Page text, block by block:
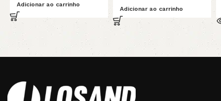
Adicionar ao carrinho
Adicionar ao carrinho